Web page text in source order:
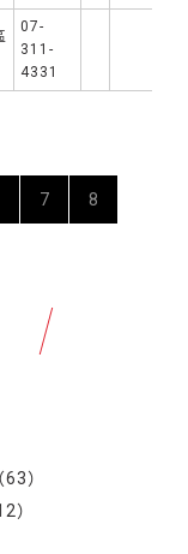
07-
311-
4331
7 8
）
）